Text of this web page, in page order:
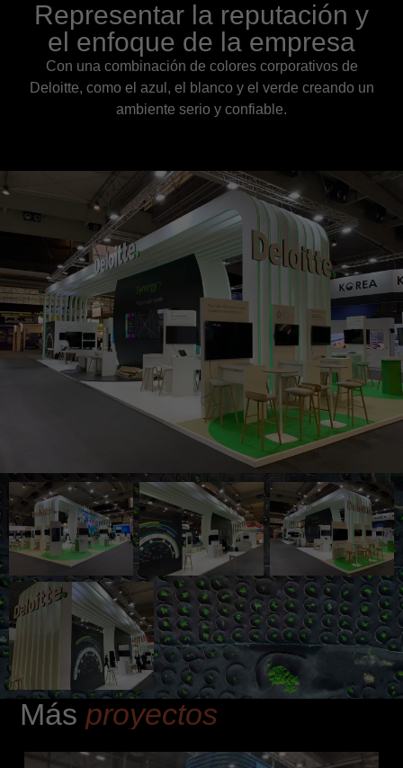
Representar la reputación y
el enfoque de la empresa
Con una combinación de colores corporativos de
Deloitte, como el azul, el blanco y el verde creando un
ambiente serio y confiable.
Más proyectos